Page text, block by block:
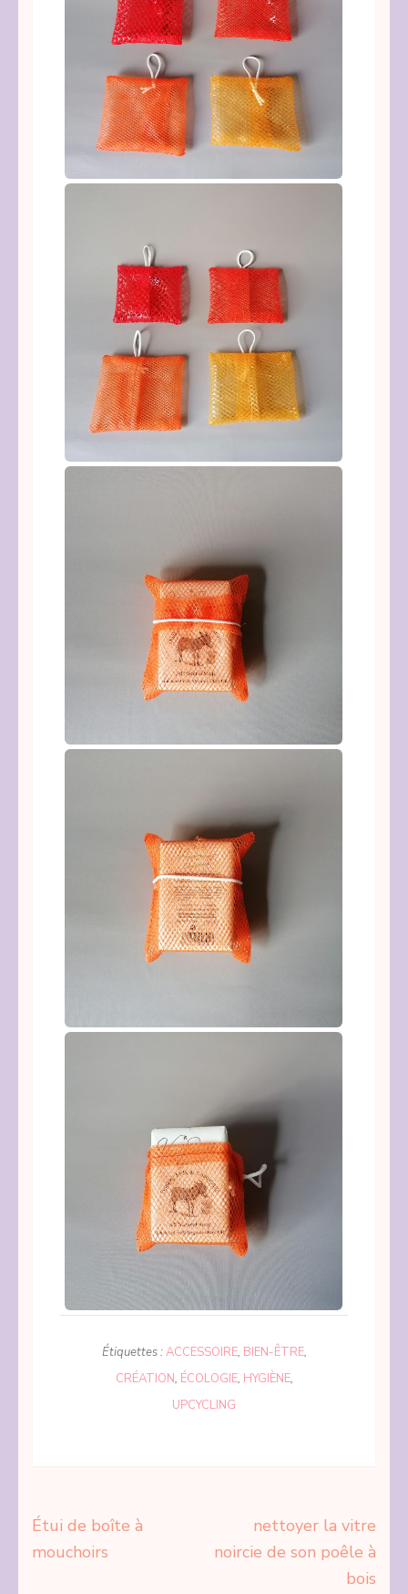
Étiquettes :ACCESSOIRE, BIEN-ÊTRE,
CRÉATION, ÉCOLOGIE, HYGIÈNE,
UPCYCLING
Navigation
de
Étui de boîte à
mouchoirs
nettoyer la vitre
noircie de son poêle à
bois